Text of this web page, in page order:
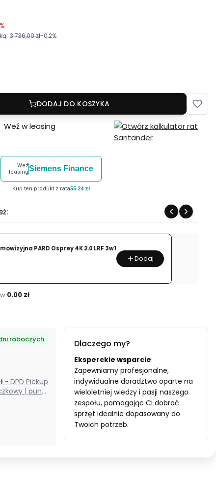
3 736,00 zł-0,2%
DODAJ DO KOSZYKA
Weź w leasing
Weź
leasingSiemens Finance
Kup ten produkt z ratą55.24 zł
PARD Osprey 4K 2.0 LRF 3w1
Dodaj
0.00 zł
roboczych
- DPD Pickup
| punkt
Dlaczego my?
Eksperckie wsparcie:
Zapewniamy profesjonalne,
indywidualne doradztwo oparte na
wieloletniej wiedzy i pasji naszego
zespołu, pomagając Ci dobrać
sprzęt idealnie dopasowany do
Twoich potrzeb.